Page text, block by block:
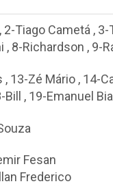
, 2-Tiago Cametá , 3-
, 8-Richardson , 9-
, 13-Zé Mário , 14-
, 19-Emanuel
Fesan
Frederico